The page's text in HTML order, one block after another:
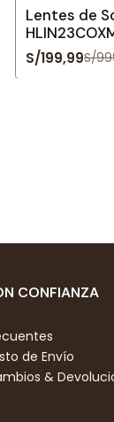
Lentes de
S/199,99S/
CONFIANZA
de Envío
&